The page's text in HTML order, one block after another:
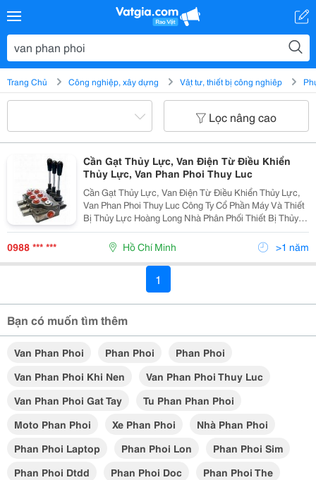
Trang Chủ Công nghiệp, xây dựng Vật tư, thiết bị công nghiệp
Lọc nâng cao
Cần Gạt Thủy Lực, Van Điện Từ Điều Khiển
Thủy Lực, Van Phan Phoi Thuy Luc
Cần Gạt Thủy Lực, Van Điện Từ Điều Khiển Thủy Lực,
Van Phan Phoi Thuy Luc Công Ty Cổ Phần Máy Và Thiết
Bị Thủy Lực Hoàng Long Nhà Phân Phối Thiết Bị Thủy
Lực - Khí Nén Và Máy Móc Tự Động Hóa. Tư Vấn, Sửa
Chữa, Thi Công, Thiết Kế Hệ Thống Thủy Lực...
0988 *** *** Hồ Chí Minh >1 năm
1
Bạn có muốn tìm thêm
Van Phan Phoi Phan Phoi
Phan Phoi
Van Phan Phoi Khi Nen
Van Phan Phoi Thuy Luc
Van Phan Phoi Gat Tay
Tu Phan Phan Phoi
Moto Phan Phoi
Xe Phan Phoi
Nhà Phan Phoi
Phan Phoi Laptop
Phan Phoi Lon
Phan Phoi Sim
Phan Phoi Dtdd
Phan Phoi Doc
Phan Phoi The